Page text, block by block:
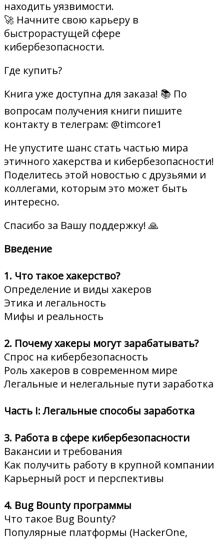
находить уязвимости.
🚀 Начните свою карьеру в
быстрорастущей сфере
кибербезопасности.
Где купить?
Книга уже доступна для заказа! 📚 По
вопросам получения книги пишите
контакту в телеграм: @timcore1
Не упустите шанс стать частью мира
этичного хакерства и кибербезопасности!
Поделитесь этой новостью с друзьями и
коллегами, которым это может быть
интересно.
Спасибо за Вашу поддержку! 🙏
Введение
1. Что такое хакерство?
Определение и виды хакеров
Этика и легальность
Мифы и реальность
2. Почему хакеры могут зарабатывать?
Спрос на кибербезопасность
Роль хакеров в современном мире
Легальные и нелегальные пути заработка
Часть I: Легальные способы заработка
3. Работа в сфере кибербезопасности
Вакансии и требования
Как получить работу в крупной компании
Карьерный рост и перспективы
4. Bug Bounty программы
Что такое Bug Bounty?
Популярные платформы (HackerOne,